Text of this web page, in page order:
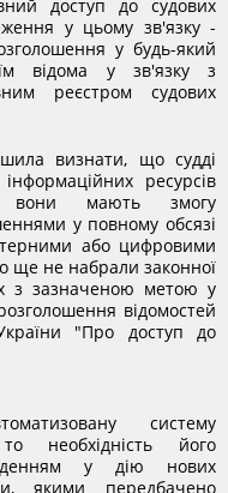
доступ до судових
у цьому зв'язку -
у будь-який
відома у зв'язку з
реєстром судових
визнати, що судді
ресурсів
мають змогу
у повному обсязі
або цифровими
ще не набрали законної
з зазначеною метою у
відомостей
"Про доступ до
систему
необхідність його
у дію нових
якими передбачено